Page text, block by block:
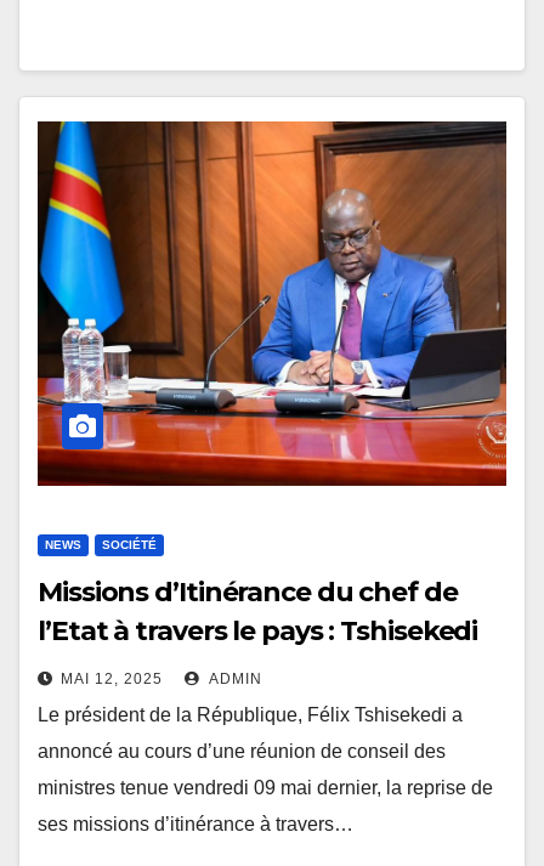
NEWS SOCIÉTÉ
Missions d’Itinérance du chef de
l’Etat à travers le pays : Tshisekedi
viendra-t-il à Inongo pour accomplir
sa promesse tenue en décembre
2023 ?
MAI 12, 2025 ADMIN
Le président de la République, Félix Tshisekedi a
annoncé au cours d’une réunion de conseil des
ministres tenue vendredi 09 mai dernier, la reprise de
ses missions d’itinérance à travers…